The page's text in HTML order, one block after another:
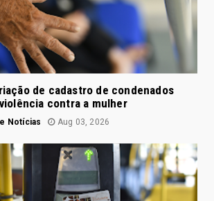
de cadastro de condenados
contra a mulher
Notícias Aug 03, 2026